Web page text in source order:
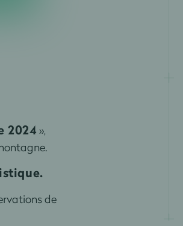
2024 »,
de